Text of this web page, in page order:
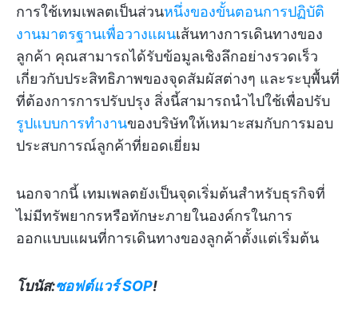
การใช้เทมเพลตเป็นส่วนหนึ่งของขั้นตอนการปฏิบัติ
งานมาตรฐานเพื่อวางแผนเส้นทางการเดินทางของ
ลูกค้า คุณสามารถได้รับข้อมูลเชิงลึกอย่างรวดเร็ว
เกี่ยวกับประสิทธิภาพของจุดสัมผัสต่างๆ และระบุพื้นที่
ที่ต้องการการปรับปรุง สิ่งนี้สามารถนำไปใช้เพื่อปรับ
รูปแบบการทำงานของบริษัทให้เหมาะสมกับการมอบ
ประสบการณ์ลูกค้าที่ยอดเยี่ยม
นอกจากนี้ เทมเพลตยังเป็นจุดเริ่มต้นสำหรับธุรกิจที่
ไม่มีทรัพยากรหรือทักษะภายในองค์กรในการ
ออกแบบแผนที่การเดินทางของลูกค้าตั้งแต่เริ่มต้น
โบนัส:ซอฟต์แวร์ SOP!